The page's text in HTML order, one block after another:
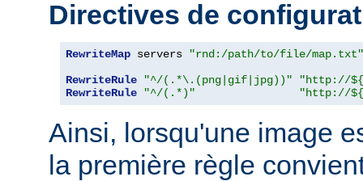
Directives de
RewriteMap servers
"rnd:/path/to/file/map.txt"
RewriteRule
"^/(.*\.(png|gif|jpg))"
"http://
RewriteRule
"^/(.*)" "http://
Ainsi, lorsqu'une image
la première règle